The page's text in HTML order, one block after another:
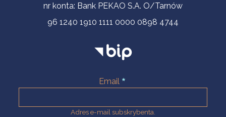
nr konta: Bank PEKAO S.A. O/Tarnów
96 1240 1910 1111 0000 0898 4744
Email
Adres e-mail subskrybenta.